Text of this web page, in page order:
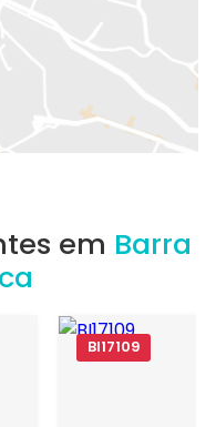
em Barra
BI17109